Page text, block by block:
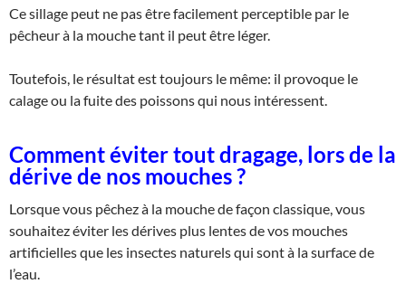
Ce sillage peut ne pas être facilement perceptible par le
pêcheur à la mouche tant il peut être léger.
Toutefois, le résultat est toujours le même: il provoque le
calage ou la fuite des poissons qui nous intéressent.
Comment éviter tout dragage, lors de la
dérive de nos mouches ?
Lorsque vous pêchez à la mouche de façon classique, vous
souhaitez éviter les dérives plus lentes de vos mouches
artificielles que les insectes naturels qui sont à la surface de
l’eau.